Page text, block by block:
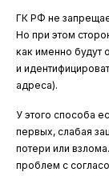
ГК РФ не
Но при этом
как именно будут
и
адреса).
У этого способа
первых, слабая
потери или
проблем с